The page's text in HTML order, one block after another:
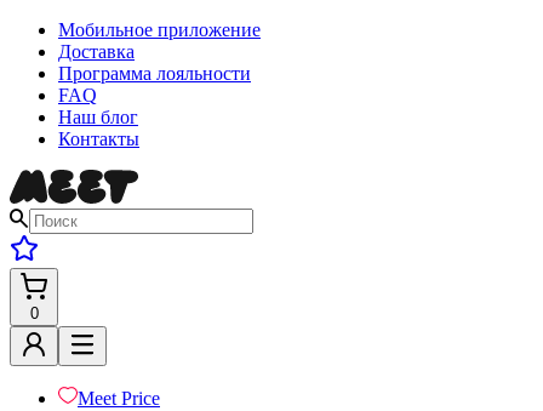
Мобильное приложение
Доставка
Программа лояльности
FAQ
Наш блог
Контакты
0
Meet Price